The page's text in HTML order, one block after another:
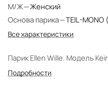
М/Ж—Женский
Основа парика—TEIL-MONO
Все характеристики
Парик Ellen Wille. Модель
Подробности